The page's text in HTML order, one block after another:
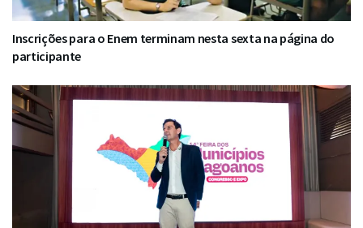
Inscrições para o Enem terminam nesta sexta na página do
participante